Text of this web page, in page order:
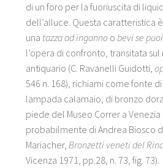
di un foro per la fuoriuscita di
dell’alluce. Questa caratteristica
una tazza ad inganno o bevi se puoi
l’opera di confronto, transitata
antiquario (C. Ravanelli Guidotti,
546 n. 168), richiami come fonte
lampada calamaio, di bronzo
piede del Museo Correr a Venezia
probabilmente di Andrea Biosco
Mariacher, Bronzetti veneti del
Vicenza 1971, pp.28, n. 73, fig.